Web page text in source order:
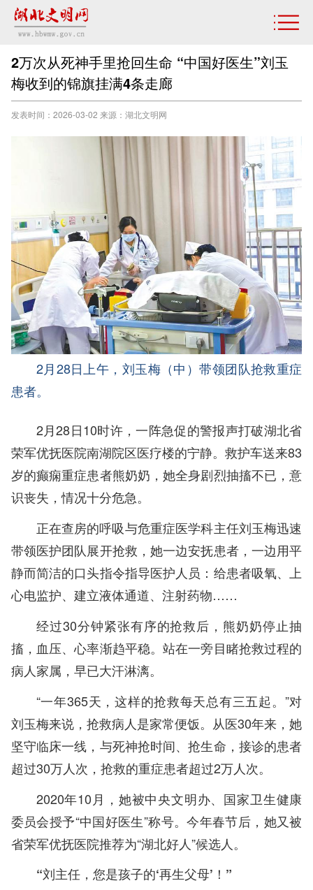
2万次从死神手里抢回生命 “中国好医生”刘玉
梅收到的锦旗挂满4条走廊
发表时间：2026-03-02 来源：湖北文明网
2月28日上午，刘玉梅（中）带领团队抢救重症
患者。
2月28日10时许，一阵急促的警报声打破湖北省
荣军优抚医院南湖院区医疗楼的宁静。救护车送来83
岁的癫痫重症患者熊奶奶，她全身剧烈抽搐不已，意
识丧失，情况十分危急。
正在查房的呼吸与危重症医学科主任刘玉梅迅速
带领医护团队展开抢救，她一边安抚患者，一边用平
静而简洁的口头指令指导医护人员：给患者吸氧、上
心电监护、建立液体通道、注射药物……
经过30分钟紧张有序的抢救后，熊奶奶停止抽
搐，血压、心率渐趋平稳。站在一旁目睹抢救过程的
病人家属，早已大汗淋漓。
“一年365天，这样的抢救每天总有三五起。”对
刘玉梅来说，抢救病人是家常便饭。从医30年来，她
坚守临床一线，与死神抢时间、抢生命，接诊的患者
超过30万人次，抢救的重症患者超过2万人次。
2020年10月，她被中央文明办、国家卫生健康
委员会授予“中国好医生”称号。今年春节后，她又被
省荣军优抚医院推荐为“湖北好人”候选人。
“刘主任，您是孩子的‘再生父母’！”